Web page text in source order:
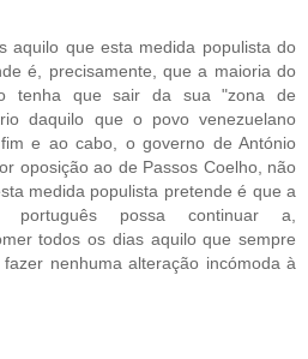
aquilo que esta medida populista do
é, precisamente, que a maioria do
tenha que sair da sua "zona de
daquilo que o povo venezuelano
e ao cabo, o governo de António
oposição ao de Passos Coelho, não
medida populista pretende é que a
possa continuar a,
todos os dias aquilo que sempre
nenhuma alteração incómoda à